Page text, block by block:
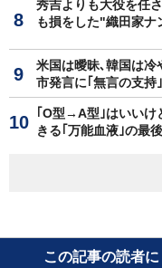
秀吉よりも大役を任
も損をした"織田家
米国は曖昧､韓国は
市発言に｢無言の支持
｢O型→A型｣はいい
きる｢万能血液｣の最
この記事の読者に